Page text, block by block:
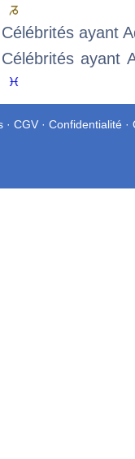
Célébrités ayant
Célébrités ayant
· CGV · Confidentialité ·